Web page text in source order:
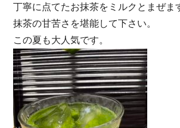
丁寧に点てたお抹茶をミルクとまぜま
抹茶の甘苦さを堪能して下さい。
この夏も大人気です。